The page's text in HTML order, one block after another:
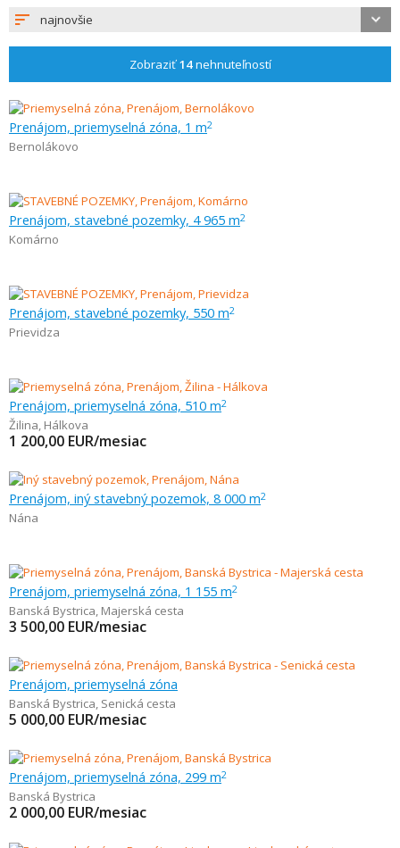
najnovšie
Zobraziť14nehnuteľností
Prenájom, priemyselná zóna, 1 m2
Bernolákovo
Prenájom, stavebné pozemky, 4 965 m2
Komárno
Prenájom, stavebné pozemky, 550 m2
Prievidza
Prenájom, priemyselná zóna, 510 m2
Žilina, Hálkova
1 200,00 EUR/mesiac
Prenájom, iný stavebný pozemok, 8 000 m2
Nána
Prenájom, priemyselná zóna, 1 155 m2
Banská Bystrica, Majerská cesta
3 500,00 EUR/mesiac
Prenájom, priemyselná zóna
Banská Bystrica, Senická cesta
5 000,00 EUR/mesiac
Prenájom, priemyselná zóna, 299 m2
Banská Bystrica
2 000,00 EUR/mesiac